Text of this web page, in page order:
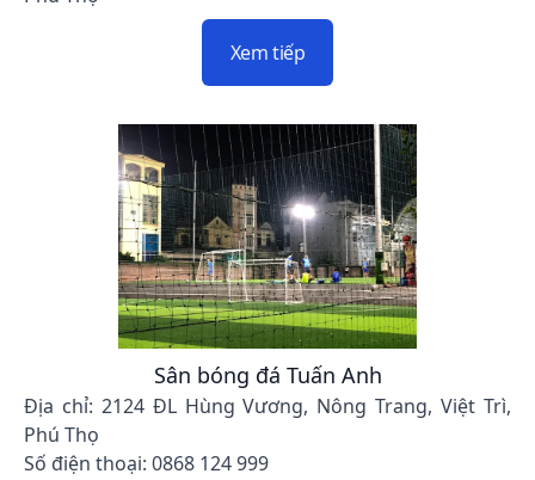
Xem tiếp
Sân bóng đá Tuấn Anh
Địa chỉ: 2124 ĐL Hùng Vương, Nông Trang, Việt Trì,
Phú Thọ
Số điện thoại: 0868 124 999